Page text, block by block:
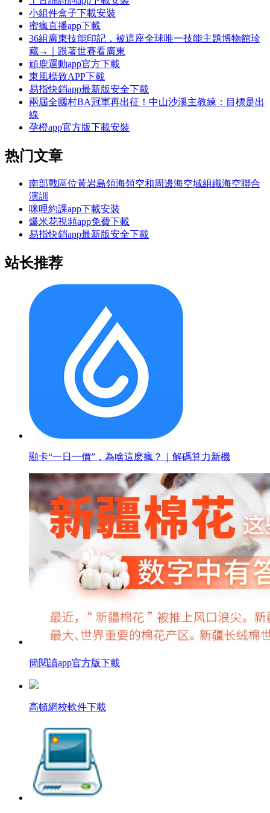
小組件盒子下載安裝
蜜瘋直播app下載
36組廣東技能印記，被這座全球唯一技能主題博物館珍
藏→｜跟著世賽看廣東
頑鹿運動app官方下載
東風標致APP下載
易指快銷app最新版安全下載
兩屆全國村BA冠軍再出征！中山沙溪主教練：目標是出
線
孕橙app官方版下載安裝
热门文章
南部戰區位黃岩島領海領空和周邊海空域組織海空聯合
演訓
咪哩約課app下載安裝
爆米花視頻app免費下載
易指快銷app最新版安全下載
站长推荐
顯卡“一日一價”，為啥這麽瘋？｜解碼算力新機
簡閱讀app官方版下載
高頓網校軟件下載